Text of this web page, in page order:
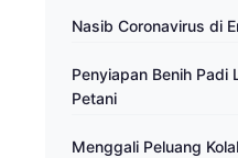
Nasib Coronavirus di
Penyiapan Benih Padi
Petani
Menggali Peluang